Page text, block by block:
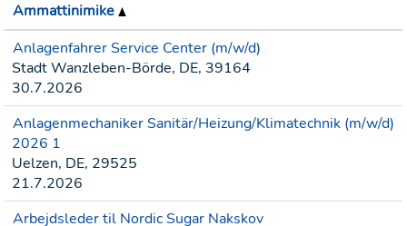
Ammattinimike
Anlagenfahrer Service Center (m/w/d)
Stadt Wanzleben-Börde, DE, 39164
30.7.2026
Anlagenmechaniker Sanitär/Heizung/Klimatechnik (m/w/d)
2026 1
Uelzen, DE, 29525
21.7.2026
Arbejdsleder til Nordic Sugar Nakskov